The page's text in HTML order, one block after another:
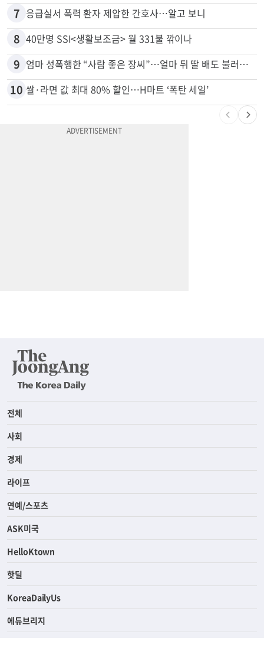
6 부에나파크 한인타운에 281유닛 주거단지 들어선다
7 응급실서 폭력 환자 제압한 간호사…알고 보니
8 40만명 SSI<생활보조금> 월 331불 깎이나
9
전체
사회
경제
라이프
연예/스포츠
ASK미국
HelloKtown
핫딜
KoreaDailyUs